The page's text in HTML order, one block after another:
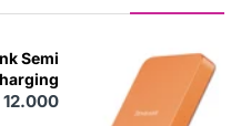
Semi
12.000